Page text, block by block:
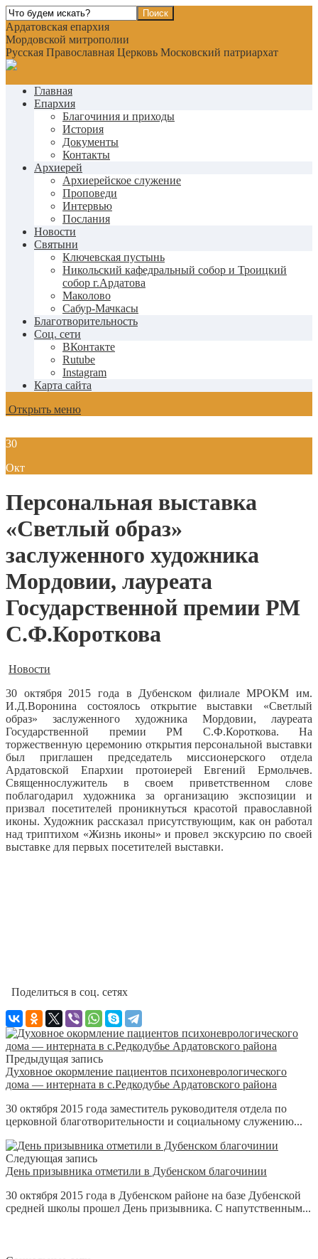
Ардатовская епархия
Мордовской митрополии
Русская Православная Церковь Московский патриархат
Главная
Епархия
Благочиния и приходы
История
Документы
Контакты
Архиерей
Архиерейское служение
Проповеди
Интервью
Послания
Новости
Святыни
Ключевская пустынь
Никольский кафедральный собор и Троицкий
собор г.Ардатова
Маколово
Сабур-Мачкасы
Благотворительность
Соц. сети
ВКонтакте
Rutube
Instagram
Карта сайта
Открыть меню
30
Окт
Персональная выставка
«Светлый образ»
заслуженного художника
Мордовии, лауреата
Государственной премии РМ
С.Ф.Короткова
Новости
30 октября 2015 года в Дубенском филиале МРОКМ им.
И.Д.Воронина состоялось открытие выставки «Светлый
образ» заслуженного художника Мордовии, лауреата
Государственной премии РМ С.Ф.Короткова. На
торжественную церемонию открытия персональной выставки
был приглашен председатель миссионерского отдела
Ардатовской Епархии протоиерей Евгений Ермольчев.
Священнослужитель в своем приветственном слове
поблагодарил художника за организацию экспозиции и
призвал посетителей проникнуться красотой православной
иконы. Художник рассказал присутствующим, как он работал
над триптихом «Жизнь иконы» и провел экскурсию по своей
выставке для первых посетителей выставки.
Поделиться в соц. сетях
Предыдущая запись
Духовное окормление пациентов психоневрологического
дома — интерната в с.Редкодубье Ардатовского района
30 октября 2015 года заместитель руководителя отдела по
церковной благотворительности и социальному служению...
Следующая запись
День призывника отметили в Дубенском благочинии
30 октября 2015 года в Дубенском районе на базе Дубенской
средней школы прошел День призывника. С напутственным...